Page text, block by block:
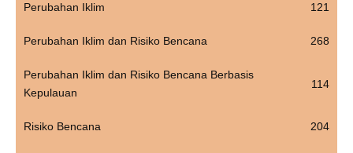
Perubahan Iklim 121
Perubahan Iklim dan Risiko Bencana 268
Perubahan Iklim dan Risiko Bencana Berbasis
Kepulauan
114
Risiko Bencana 204